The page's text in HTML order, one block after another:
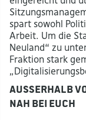
spart sowohl
Arbeit. Um die
Neuland“ zu
Fraktion stark
Außerhalb
nah bei euch